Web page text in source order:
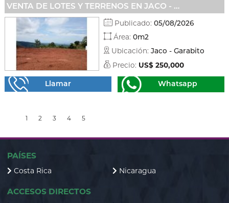
VENTA DE LOTES Y TERRENOS EN JACO - GARABITO
Publicado: 05/08/2026
Área: 0m2
Ubicación: Jaco - Garabito
Precio: US$ 250,000
Llamar Whatsapp
1 2 3 4 5
PAÍSES
Costa Rica Nicaragua
ACCESOS DIRECTOS